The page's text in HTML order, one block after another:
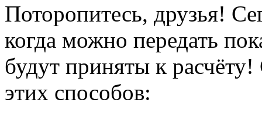
Поторопитесь, друзья!
когда можно передать
будут приняты к
этих способов: